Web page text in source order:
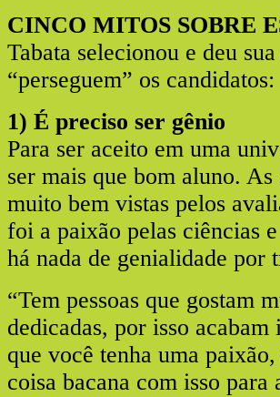
CINCO MITOS SOBRE
Tabata selecionou e deu
“perseguem” os candidatos:
1) É preciso ser gênio
Para ser aceito em uma
ser mais que bom aluno.
muito bem vistas pelos
foi a paixão pelas ciências
há nada de genialidade por
“Tem pessoas que gostam
dedicadas, por isso
que você tenha uma
coisa bacana com isso para